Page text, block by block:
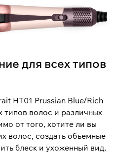
для всех типов
HT01 Prussian Blue/Rich
типов волос и различных
от того, хотите ли вы
волос, создать объемные
блеск и ухоженный вид,